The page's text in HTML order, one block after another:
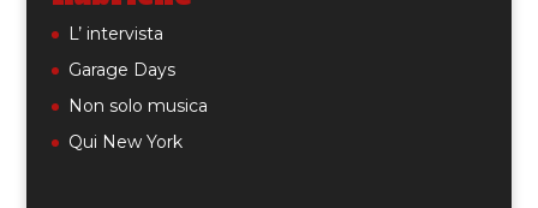
L’ intervista
Garage Days
Non solo musica
Qui New York